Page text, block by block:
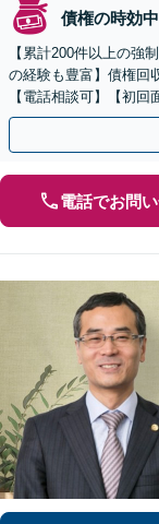
債権の時効
【累計200件以上の強
の経験も豊富】債権回
【電話相談可】【初
のお金の貸し借りなど
電話でお問